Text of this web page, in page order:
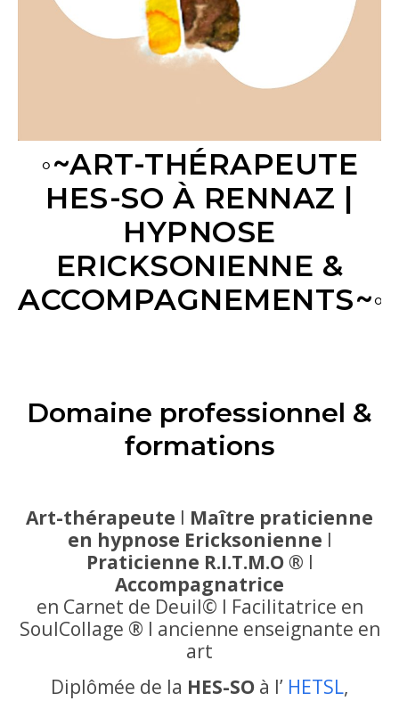
◦~ART-THÉRAPEUTE
HES-SO À RENNAZ |
HYPNOSE
ERICKSONIENNE &
ACCOMPAGNEMENTS~◦
Domaine professionnel &
formations
Art-thérapeute I Maître praticienne
en hypnose Ericksonienne I
Praticienne R.I.T.M.O ® I
Accompagnatrice
en Carnet de Deuil© I Facilitatrice en
SoulCollage ® I ancienne enseignante en
art
Diplômée de la HES-SO à l’ HETSL,